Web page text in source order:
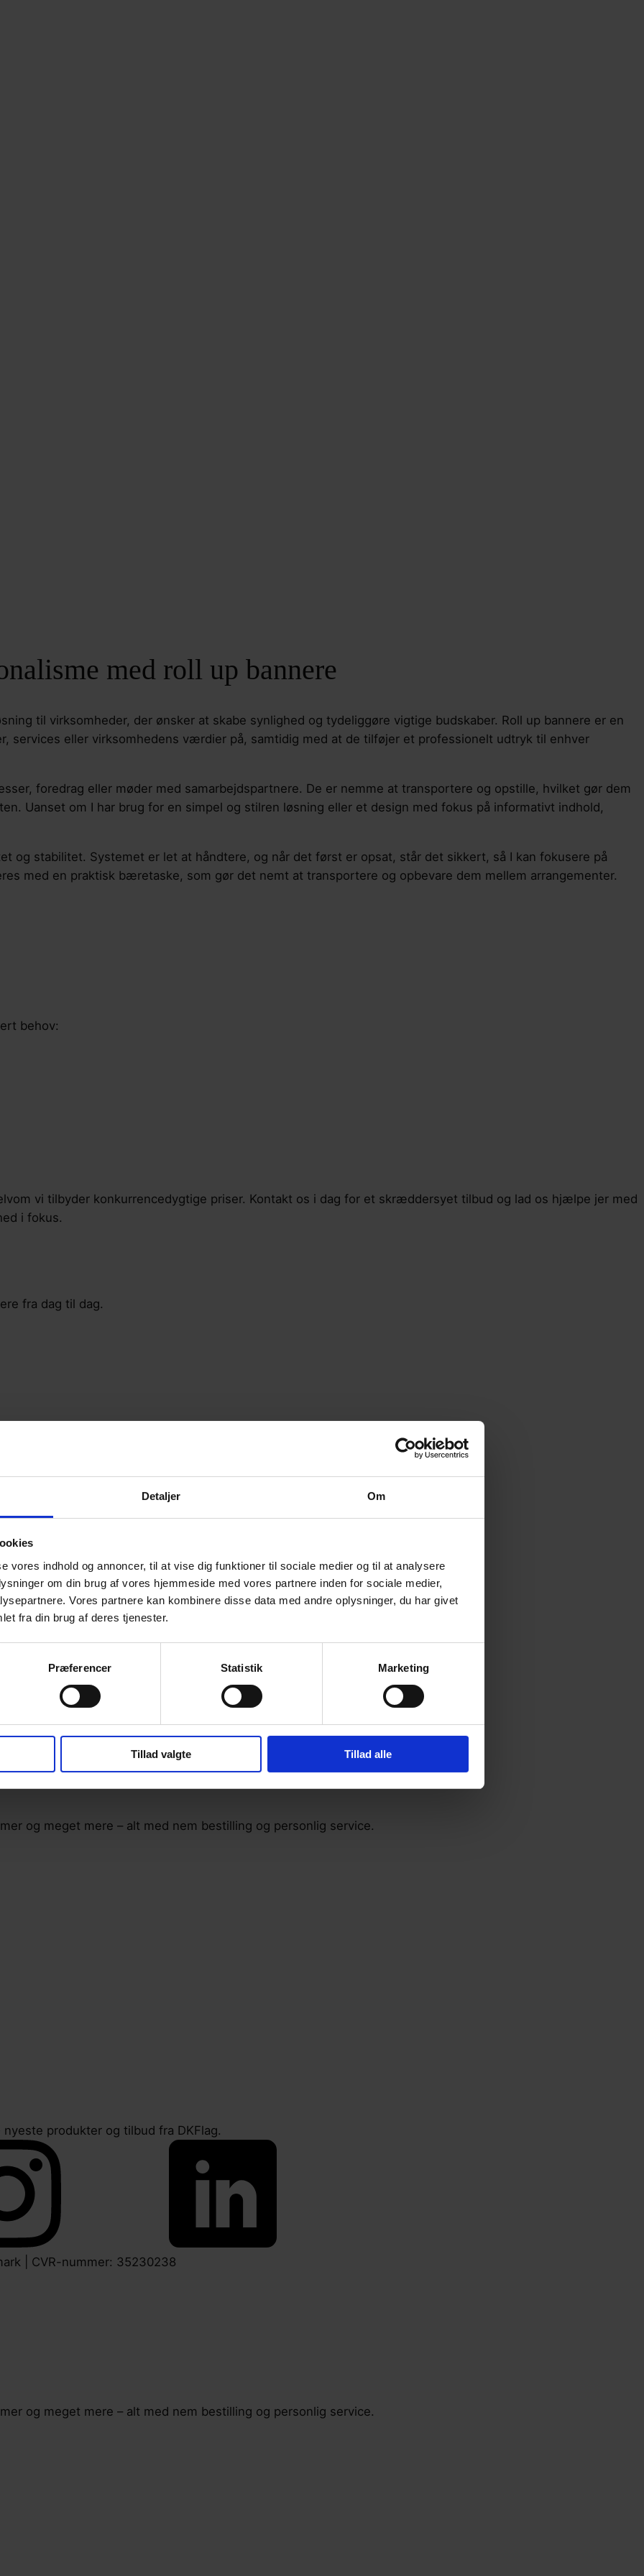
Detaljer Om
vores indhold og annoncer, til at vise dig funktioner til sociale medier og til at analysere
om din brug af vores hjemmeside med vores partnere inden for sociale medier,
Vores partnere kan kombinere disse data med andre oplysninger, du har givet
fra din brug af deres tjenester.
Præferencer Statistik Marketing
Tillad valgte Tillad alle
med roll up bannere
til virksomheder, der ønsker at skabe synlighed og tydeliggøre vigtige budskaber. Roll up bannere er en
services eller virksomhedens værdier på, samtidig med at de tilføjer et professionelt udtryk til enhver
foredrag eller møder med samarbejdspartnere. De er nemme at transportere og opstille, hvilket gør dem
Uanset om I har brug for en simpel og stilren løsning eller et design med fokus på informativt indhold,
og stabilitet. Systemet er let at håndtere, og når det først er opsat, står det sikkert, så I kan fokusere på
med en praktisk bæretaske, som gør det nemt at transportere og opbevare dem mellem arrangementer.
behov:
vi tilbyder konkurrencedygtige priser. Kontakt os i dag for et skræddersyet tilbud og lad os hjælpe jer med
i fokus.
fra dag til dag.
og meget mere – alt med nem bestilling og personlig service.
produkter og tilbud fra DKFlag.
| CVR-nummer: 35230238
og meget mere – alt med nem bestilling og personlig service.